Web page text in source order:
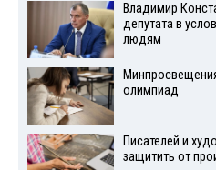
Владимир
депутата в
людям
олимпиад
Писателей и
защитить от